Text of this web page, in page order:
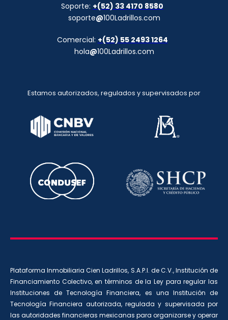
Soporte: +(52) 33 4170 8580
soporte@100Ladrillos.com
Comercial: +(52) 55 2493 1264
hola@100Ladrillos.com
Estamos autorizados, regulados y supervisados por
Plataforma Inmobiliaria Cien Ladrillos, S.A.P.I. de C.V., Institución de
Financiamiento Colectivo, en términos de la Ley para regular las
Instituciones de Tecnología Financiera, es una Institución de
Tecnología Financiera autorizada, regulada y supervisada por
las autoridades financieras mexicanas para organizarse y operar